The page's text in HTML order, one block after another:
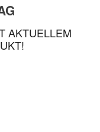
AKTUELLEM